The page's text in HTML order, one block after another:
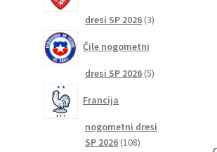
dresi SP 2026 33
Čile nogometni
dresi SP 2026 55
Francija
nogometni dresi
SP 2026 108108